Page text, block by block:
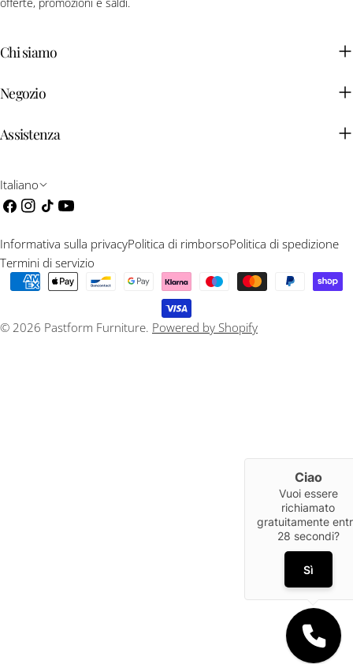
offerte, promozioni e saldi.
Chi siamo
Negozio
Assistenza
L
i
n
g
Italiano
Facebook
Instagram
Tic Youtube
© 2026 Pastform Furniture. Powered by Shopify
Informativa sulla privacyPolitica di rimborsoPolitica di spedizione
Termini di servizio
Modalità
Ciao
Vuoi essere
richiamato
gratuitamente
28 secondi?
Sì